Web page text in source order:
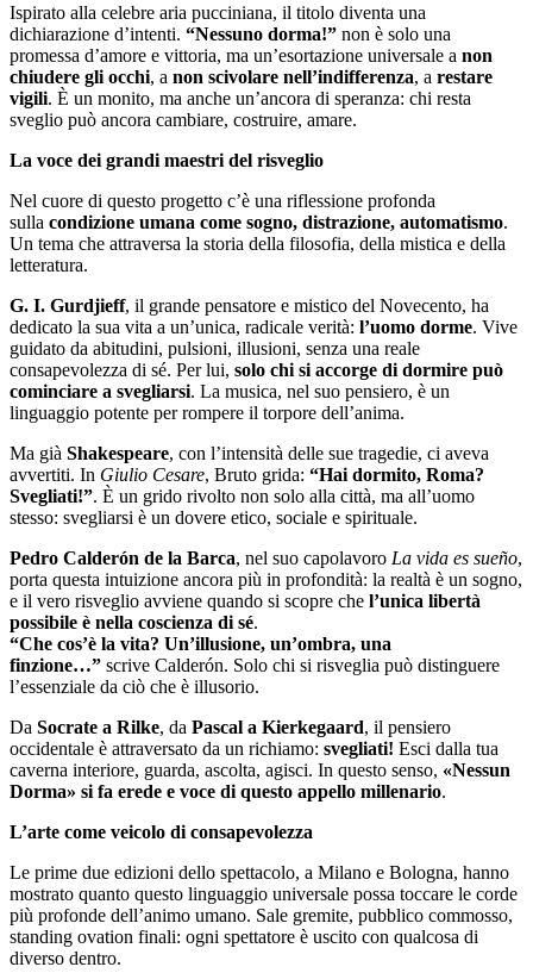
Ispirato alla celebre aria pucciniana, il titolo diventa una
dichiarazione d’intenti. “Nessuno dorma!” non è solo una
promessa d’amore e vittoria, ma un’esortazione universale a non
chiudere gli occhi, a non scivolare nell’indifferenza, a restare
vigili. È un monito, ma anche un’ancora di speranza: chi resta
sveglio può ancora cambiare, costruire, amare.
La voce dei grandi maestri del risveglio
Nel cuore di questo progetto c’è una riflessione profonda
sulla condizione umana come sogno, distrazione, automatismo.
Un tema che attraversa la storia della filosofia, della mistica e della
letteratura.
G. I. Gurdjieff, il grande pensatore e mistico del Novecento, ha
dedicato la sua vita a un’unica, radicale verità: l’uomo dorme. Vive
guidato da abitudini, pulsioni, illusioni, senza una reale
consapevolezza di sé. Per lui, solo chi si accorge di dormire può
cominciare a svegliarsi. La musica, nel suo pensiero, è un
linguaggio potente per rompere il torpore dell’anima.
Ma già Shakespeare, con l’intensità delle sue tragedie, ci aveva
avvertiti. In Giulio Cesare, Bruto grida: “Hai dormito, Roma?
Svegliati!”. È un grido rivolto non solo alla città, ma all’uomo
stesso: svegliarsi è un dovere etico, sociale e spirituale.
Pedro Calderón de la Barca, nel suo capolavoro La vida es sueño,
porta questa intuizione ancora più in profondità: la realtà è un sogno,
e il vero risveglio avviene quando si scopre che l’unica libertà
possibile è nella coscienza di sé.
“Che cos’è la vita? Un’illusione, un’ombra, una
finzione…” scrive Calderón. Solo chi si risveglia può distinguere
l’essenziale da ciò che è illusorio.
Da Socrate a Rilke, da Pascal a Kierkegaard, il pensiero
occidentale è attraversato da un richiamo: svegliati! Esci dalla tua
caverna interiore, guarda, ascolta, agisci. In questo senso, «Nessun
Dorma» si fa erede e voce di questo appello millenario.
L’arte come veicolo di consapevolezza
Le prime due edizioni dello spettacolo, a Milano e Bologna, hanno
mostrato quanto questo linguaggio universale possa toccare le corde
più profonde dell’animo umano. Sale gremite, pubblico commosso,
standing ovation finali: ogni spettatore è uscito con qualcosa di
diverso dentro.